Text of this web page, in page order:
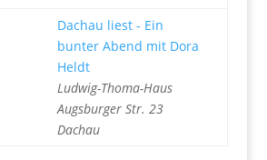
Dachau liest - Ein
bunter Abend mit Dora
Heldt
Ludwig-Thoma-Haus
Augsburger Str. 23
Dachau